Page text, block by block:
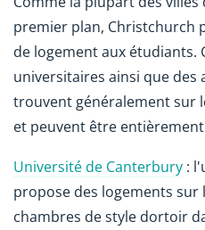
premier plan, Christchurch
de logement aux étudiants.
universitaires ainsi que des
trouvent généralement sur
et peuvent être
Université de Canterbury :
propose des logements
chambres de style dortoir